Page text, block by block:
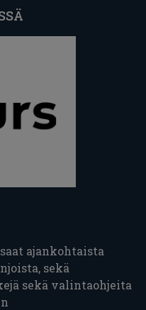
ajankohtaista
sekä
sekä valintaohjeita